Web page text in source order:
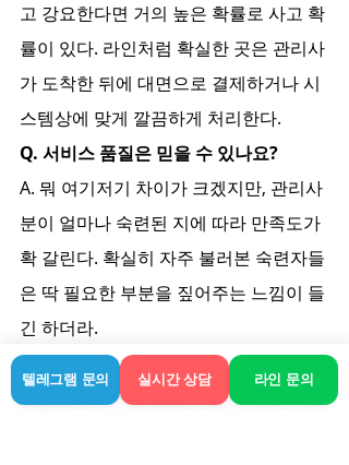
고 강요한다면 거의 높은 확률로 사고 확
률이 있다. 라인처럼 확실한 곳은 관리사
가 도착한 뒤에 대면으로 결제하거나 시
스템상에 맞게 깔끔하게 처리한다.
Q. 서비스 품질은 믿을 수 있나요?
A. 뭐 여기저기 차이가 크겠지만, 관리사
분이 얼마나 숙련된 지에 따라 만족도가
확 갈린다. 확실히 자주 불러본 숙련자들
은 딱 필요한 부분을 짚어주는 느낌이 들
긴 하더라.
영월에서의 바쁜 일정이 끝날 때쯤, 마음
텔레그램 문의 실시간 상담 라인 문의